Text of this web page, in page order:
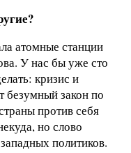
атомные станции
У нас бы уже сто
кризис и
безумный закон по
против себя
но слово
политиков.